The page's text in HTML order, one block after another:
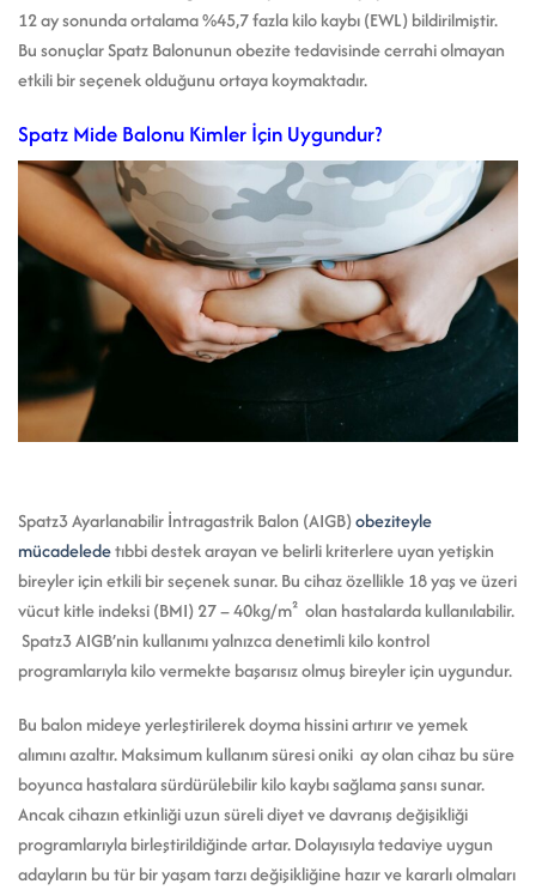
12 ay sonunda ortalama %45,7 fazla kilo kaybı (EWL) bildirilmiştir.
Bu sonuçlar Spatz Balonunun obezite tedavisinde cerrahi olmayan
etkili bir seçenek olduğunu ortaya koymaktadır.
Spatz Mide Balonu Kimler İçin Uygundur?
Spatz3 Ayarlanabilir İntragastrik Balon (AIGB)obeziteyle
mücadeledetıbbi destek arayan ve belirli kriterlere uyan yetişkin
bireyler için etkili bir seçenek sunar.Bu cihaz özellikle 18 yaş ve üzeri
vücut kitle indeksi (BMI) 27 – 40kg/m² olan hastalarda kullanılabilir.
Spatz3 AIGB’nin kullanımı yalnızca denetimli kilo kontrol
programlarıyla kilo vermekte başarısız olmuş bireyler için uygundur.
Bu balon mideye yerleştirilerek doyma hissini artırır ve yemek
alımını azaltır. Maksimum kullanım süresioniki ay olan cihaz bu süre
boyunca hastalara sürdürülebilir kilo kaybı sağlama şansı sunar.
Ancak cihazın etkinliği uzun süreli diyet ve davranış değişikliği
programlarıyla birleştirildiğinde artar. Dolayısıyla tedaviye uygun
adayların bu tür bir yaşam tarzı değişikliğine hazır ve kararlı olmaları